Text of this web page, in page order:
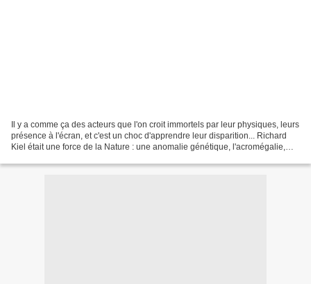
Il y a comme ça des acteurs que l'on croit immortels par leur physiques, leurs
présence à l'écran, et c'est un choc d'apprendre leur disparition... Richard
Kiel était une force de la Nature : une anomalie génétique, l'acromégalie,